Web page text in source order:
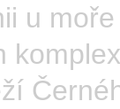
u moře